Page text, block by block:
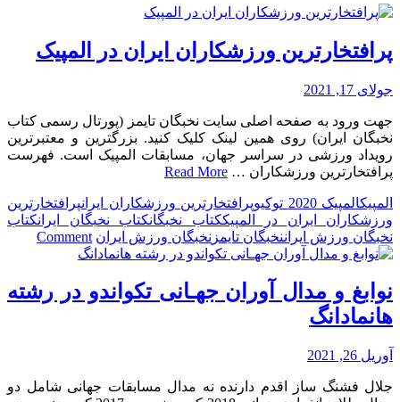
پرافتخارترین ورزشکاران ایران در المپیک
جولای 17, 2021
جهت ورود به صفحه اصلی سایت نخبگان تایمز (پورتال رسمی کتاب
نخبگان ایران) روی همین لینک کلیک کنید. بزرگترین و معتبرترین
رویداد ورزشی در سراسر جهان، مسابقات المپیک است. فهرست
پرافتخارترین ورزشکاران … Read More
المپیکالمپیک 2020 توکیو پرافتخارترین ورزشکاران ایرانپرافتخارترین
ورزشکاران ایران در المپیککتاب نخبگانکتاب نخبگان ایرانکتاب
نخبگان ورزش ایراننخبگان تایمز نخبگان ورزش ایران Comment
on
ایران
در
نوابغ و مدال آوران جهـانی تکواندو در رشته
هانمادانگ
آوریل 26, 2021
جلال فشنگ ساز اقدم دارنده نه مدال مسابقات جهانی شامل دو